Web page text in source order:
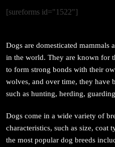
April
[sureforms id="1522"]
Dogs are domesticated mammals
in the world. They are known for
to form strong bonds with their
wolves, and over time, they have
such as hunting, herding,
Dogs come in a wide variety of
characteristics, such as size, coat
the most popular dog breeds